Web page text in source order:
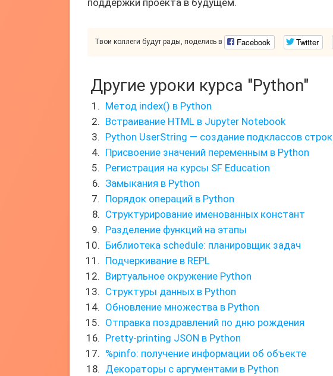
поддержки проекта в будущем.
Твои коллеги будут рады, поделись в Facebook Twitter
Другие уроки курса "Python"
Метод index() в Python
Встраивание HTML в Jupyter Notebook
Python UserString — создание подклассов строк
Присвоение значений переменным в Python
Регистрация на курсы SF Education
Замыкания в Python
Порядок операций в Python
Структурирование именованных констант
Разделение функций на этапы
Библиотека schedule: планировщик задач
Подчеркивание в REPL
Виртуальное окружение Python
Структуры данных в Python
Обновление множества в Python
Отправка поздравлений по дню рождения
Pretty-printing JSON в Python
%pinfo: получение информации об объекте
Декораторы с аргументами в Python